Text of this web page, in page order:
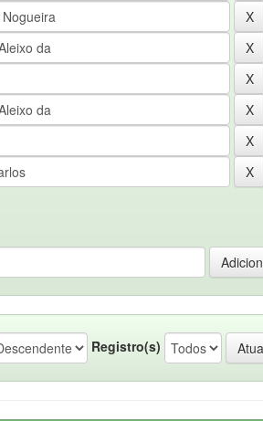
Registro(s)